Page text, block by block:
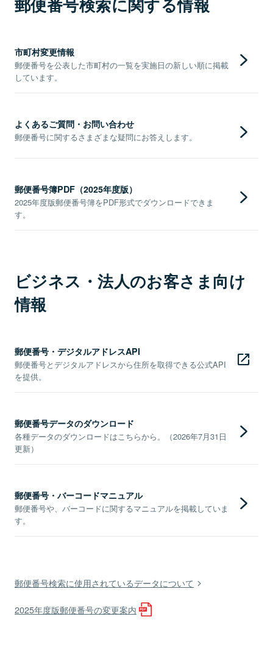
郵便番号検索に関する情報
市町村変更情報
郵便番号を公表した市町村の一覧を実施日の新しい順に掲載
しています。
よくあるご質問・お問い合わせ
郵便番号に関するさまざまな疑問にお答えします。
郵便番号簿PDF（2025年度版）
2025年度版郵便番号簿をPDF形式でダウンロードできま
す。
ビジネス・法人のお客さま向け
情報
郵便番号・デジタルアドレスAPI
郵便番号とデジタルアドレスから住所を取得できる公式API
を提供。
郵便番号データのダウンロード
各種データのダウンロードはこちらから。（2026年7月31日
更新）
郵便番号・バーコードマニュアル
郵便番号や、バーコードに関するマニュアルを掲載していま
す。
郵便番号検索に使用されているデータについて
2025年度版郵便番号の変更案内